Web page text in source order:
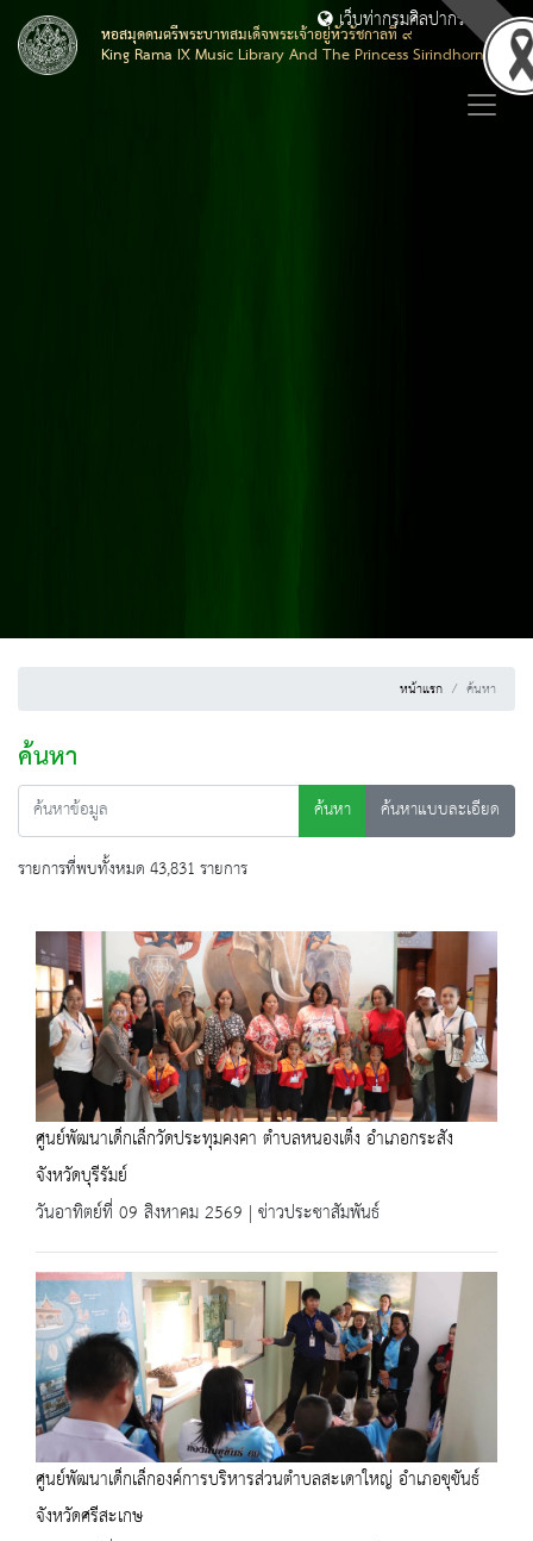
หอสมุดดนตรีพระบาทสมเด็จพระเจ้าอยู่หัวรัชกาลที่ ๙
King Rama IX Music Library And The Princess Sirindhorn
เว็บท่ากรมศิลปากร
หน้าแรก ค้นหา
ค้นหา
ค้นหา
ค้นหาแบบละเอียด
รายการที่พบทั้งหมด 43,831 รายการ
ศูนย์พัฒนาเด็กเล็กวัดประทุมคงคา ตำบลหนองเต็ง อำเภอกระสัง
จังหวัดบุรีรัมย์
วันอาทิตย์ที่ 09 สิงหาคม 2569 | ข่าวประชาสัมพันธ์
ศูนย์พัฒนาเด็กเล็กองค์การบริหารส่วนตำบลสะเดาใหญ่ อำเภอขุขันธ์
จังหวัดศรีสะเกษ